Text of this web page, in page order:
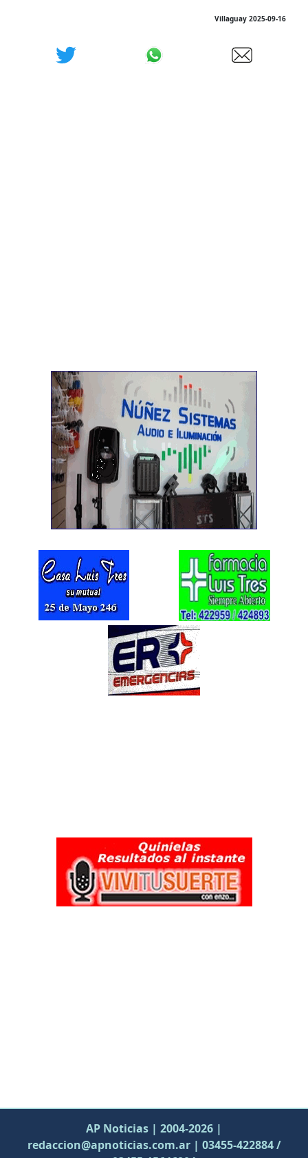
Villaguay 2025-09-16
AP Noticias | 2004-2026 |
redaccion@apnoticias.com.ar | 03455-422884 /